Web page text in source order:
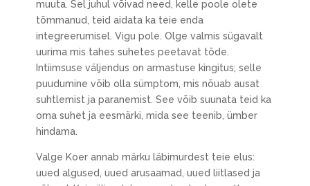
muuta. Sel juhul võivad need, kelle poole olete
tõmmanud, teid aidata ka teie enda
integreerumisel. Vigu pole. Olge valmis sügavalt
uurima mis tahes suhetes peetavat tõde.
Intiimsuse väljendus on armastuse kingitus; selle
puudumine võib olla sümptom, mis nõuab ausat
suhtlemist ja paranemist. See võib suunata teid ka
oma suhet ja eesmärki, mida see teenib, ümber
hindama.
Valge Koer annab märku läbimurdest teie elus:
uued algused, uued arusaamad, uued liitlased ja